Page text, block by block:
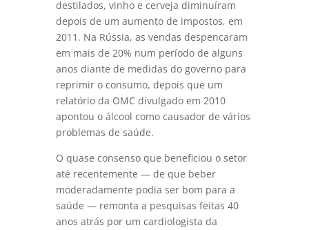
destilados, vinho e cerveja diminuíram
depois de um aumento de impostos, em
2011. Na Rússia, as vendas despencaram
em mais de 20% num período de alguns
anos diante de medidas do governo para
reprimir o consumo, depois que um
relatório da OMC divulgado em 2010
apontou o álcool como causador de vários
problemas de saúde.
O quase consenso que beneficiou o setor
até recentemente — de que beber
moderadamente podia ser bom para a
saúde — remonta a pesquisas feitas 40
anos atrás por um cardiologista da